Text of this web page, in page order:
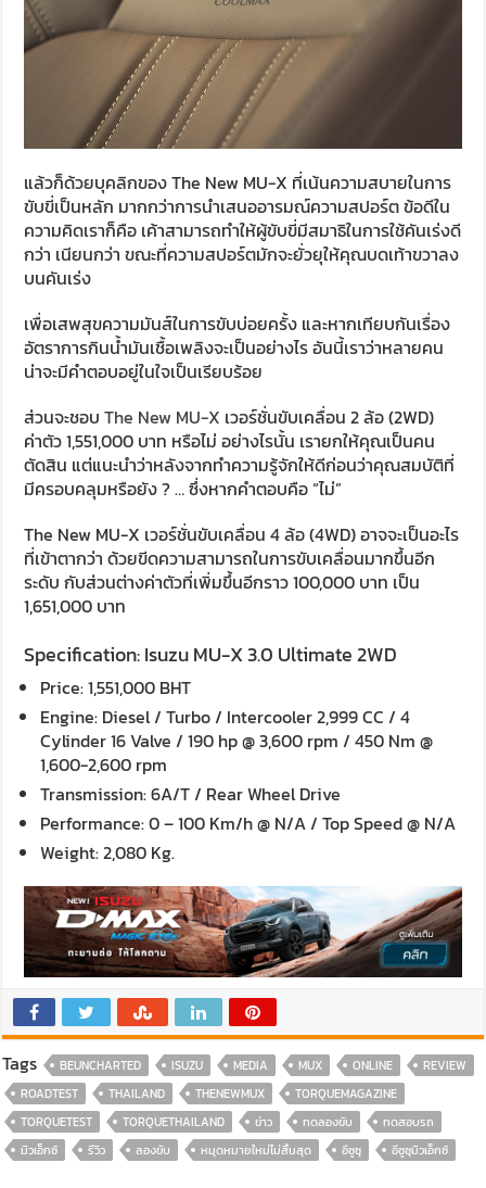
แล้วก็ด้วยบุคลิกของ The New MU-X ที่เน้นความสบายในการ
ขับขี่เป็นหลัก มากกว่าการนำเสนออารมณ์ความสปอร์ต ข้อดีใน
ความคิดเราก็คือ เค้าสามารถทำให้ผู้ขับขี่มีสมาธิในการใช้คันเร่งดี
กว่า เนียนกว่า ขณะที่ความสปอร์ตมักจะยั่วยุให้คุณบดเท้าขวาลง
บนคันเร่ง
เพื่อเสพสุขความมันส์ในการขับบ่อยครั้ง และหากเทียบกันเรื่อง
อัตราการกินน้ำมันเชื้อเพลิงจะเป็นอย่างไร อันนี้เราว่าหลายคน
น่าจะมีคำตอบอยู่ในใจเป็นเรียบร้อย
ส่วนจะชอบThe New MU-X เวอร์ชั่นขับเคลื่อน 2 ล้อ (2WD)
ค่าตัว 1,551,000 บาท หรือไม่ อย่างไรนั้น เรายกให้คุณเป็นคน
ตัดสิน แต่แนะนำว่าหลังจากทำความรู้จักให้ดีก่อนว่าคุณสมบัติที่
มีครอบคลุมหรือยัง ? … ซึ่งหากคำตอบคือ “ไม่”
The New MU-X เวอร์ชั่นขับเคลื่อน 4 ล้อ (4WD) อาจจะเป็นอะไร
ที่เข้าตากว่า ด้วยขีดความสามารถในการขับเคลื่อนมากขึ้นอีก
ระดับ กับส่วนต่างค่าตัวที่เพิ่มขึ้นอีกราว 100,000 บาท เป็น
1,651,000 บาท
Specification: Isuzu MU-X 3.0 Ultimate 2WD
Price: 1,551,000 BHT
Engine: Diesel / Turbo / Intercooler 2,999 CC / 4
Cylinder 16 Valve / 190 hp @ 3,600 rpm / 450 Nm @
1,600-2,600 rpm
Transmission: 6A/T / Rear Wheel Drive
Performance: 0 – 100 Km/h @ N/A / Top Speed @ N/A
Weight: 2,080 Kg.
Tags BEUNCHARTED ISUZU MEDIA MUX ONLINE
REVIEW
ROADTEST
THAILAND THENEWMUX
TORQUEMAGAZINE
TORQUETEST
TORQUETHAILAND ข่าว ทดลองขับ
ทดสอบรถ
มิวเอ็กซ์
รีวิว ลองขับ หมุดหมายใหม่ไม่สิ้นสุด อีซูซุ อีซูซุมิวเอ็กซ์